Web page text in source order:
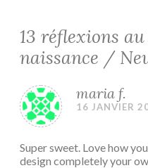
13 réflexions
naissance /
maria f.
16 JANVIER
Super sweet. Love how
design completely your